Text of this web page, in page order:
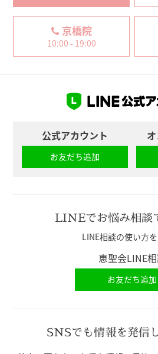
京橋院
10:00 - 19:00
公式アカウント
お友だち追加
LINEでお悩み相談
LINE相談の使い方
恵聖会LINE
お友だち追加
SNSでも情報を発信